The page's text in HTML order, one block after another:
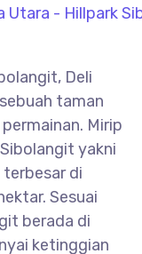
Deli
taman
Mirip
yakni
di
Sesuai
berada di
ketinggian